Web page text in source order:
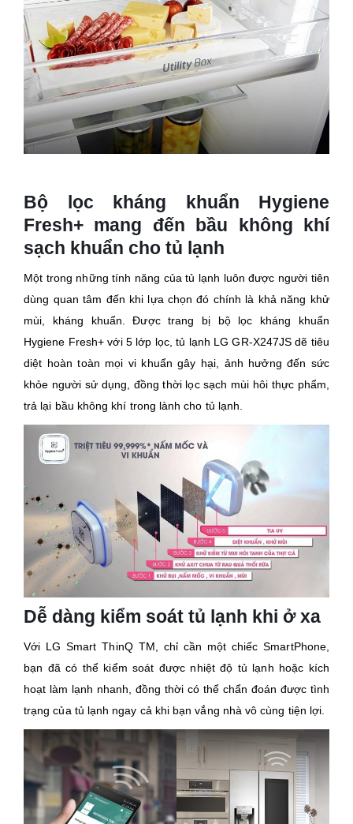
Bộ lọc kháng khuẩn Hygiene
Fresh+ mang đến bầu không khí
sạch khuẩn cho tủ lạnh
Một trong những tính năng của tủ lạnh luôn được người tiên
dùng quan tâm đến khi lựa chọn đó chính là khả năng khử
mùi, kháng khuẩn. Được trang bị bộ lọc kháng khuẩn
Hygiene Fresh+ với 5 lớp lọc, tủ lạnh LG GR-X247JS dẽ tiêu
diệt hoàn toàn mọi vi khuẩn gây hại, ảnh hưởng đến sức
khỏe người sử dụng, đồng thời lọc sạch mùi hôi thực phẩm,
trả lại bầu không khí trong lành cho tủ lạnh.
Dễ dàng kiểm soát tủ lạnh khi ở xa
Với LG Smart ThinQ TM, chỉ cần một chiếc SmartPhone,
bạn đã có thể kiểm soát được nhiệt độ tủ lạnh hoặc kích
hoạt làm lạnh nhanh, đồng thời có thể chẩn đoán được tình
trạng của tủ lạnh ngay cả khi bạn vắng nhà vô cùng tiện lợi.